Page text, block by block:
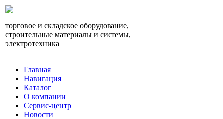
торговое и складское оборудование,
строительные материалы и системы,
электротехника
Главная
Навигация
Каталог
О компании
Сервис-центр
Новости